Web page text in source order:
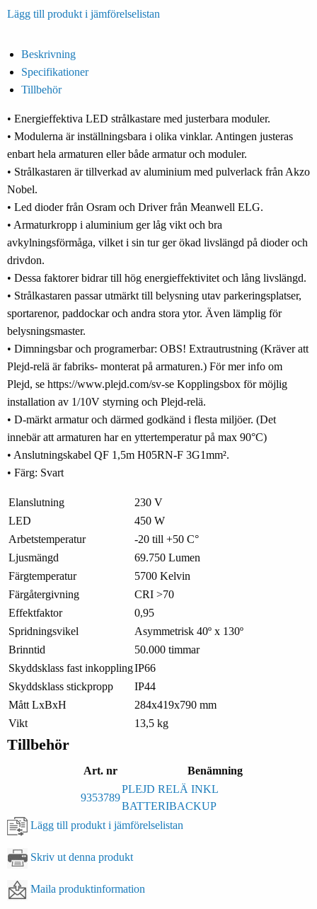
Lägg till produkt i jämförelselistan
Beskrivning
Specifikationer
Tillbehör
• Energieffektiva LED strålkastare med justerbara moduler.
• Modulerna är inställningsbara i olika vinklar. Antingen justeras
enbart hela armaturen eller både armatur och moduler.
• Strålkastaren är tillverkad av aluminium med pulverlack från Akzo
Nobel.
• Led dioder från Osram och Driver från Meanwell ELG.
• Armaturkropp i aluminium ger låg vikt och bra
avkylningsförmåga, vilket i sin tur ger ökad livslängd på dioder och
drivdon.
• Dessa faktorer bidrar till hög energieffektivitet och lång livslängd.
• Strålkastaren passar utmärkt till belysning utav parkeringsplatser,
sportarenor, paddockar och andra stora ytor. Även lämplig för
belysningsmaster.
• Dimningsbar och programerbar: OBS! Extrautrustning (Kräver att
Plejd-relä är fabriks- monterat på armaturen.) För mer info om
Plejd, se https://www.plejd.com/sv-se Kopplingsbox för möjlig
installation av 1/10V styrning och Plejd-relä.
• D-märkt armatur och därmed godkänd i flesta miljöer. (Det
innebär att armaturen har en yttertemperatur på max 90°C)
• Anslutningskabel QF 1,5m H05RN-F 3G1mm².
• Färg: Svart
Elanslutning
230 V
LED
450 W
Arbetstemperatur
-20 till +50 C°
Ljusmängd
69.750 Lumen
Färgtemperatur
5700 Kelvin
Färgåtergivning
CRI >70
Effektfaktor
0,95
Spridningsvikel
Asymmetrisk 40º x 130º
Brinntid
50.000 timmar
Skyddsklass fast inkopplingIP66
Skyddsklass stickpropp
IP44
Mått LxBxH
284x419x790 mm
Vikt
13,5 kg
Tillbehör
Art. nr Benämning
9353789
PLEJD RELÄ INKL
BATTERIBACKUP
Lägg till produkt i jämförelselistan
Skriv ut denna produkt
Maila produktinformation